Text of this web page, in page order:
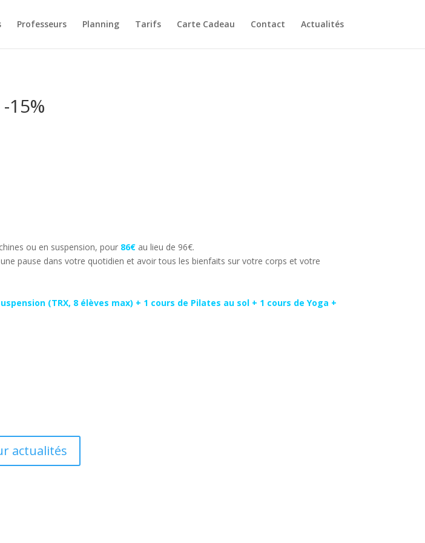
Professeurs Planning Tarifs Carte Cadeau Contact Actualités
15%
ou en suspension, pour 86€ au lieu de 96€.
pause dans votre quotidien et avoir tous les bienfaits sur votre corps et votre
(TRX, 8 élèves max) + 1 cours de Pilates au sol + 1 cours de Yoga +
actualités